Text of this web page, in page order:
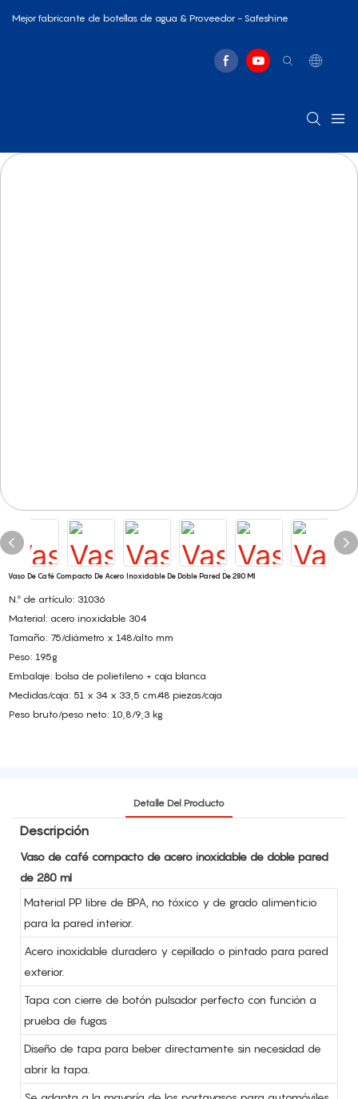
Mejor fabricante de botellas de agua & Proveedor - Safeshine
Vaso De Café Compacto De Acero Inoxidable De Doble Pared De 280 Ml
N.º de artículo: 31036
Material: acero inoxidable 304
Tamaño: 75/diámetro x 148/alto mm
Peso: 195g
Embalaje: bolsa de polietileno + caja blanca
Medidas/caja: 51 x 34 x 33,5 cm/48 piezas/caja
Peso bruto/peso neto: 10,8/9,3 kg
Detalle Del Producto
Descripción
Vaso de café compacto de acero inoxidable de doble pared
de 280 ml
Material PP libre de BPA, no tóxico y de grado alimenticio
para la pared interior.
Acero inoxidable duradero y cepillado o pintado para pared
exterior.
Tapa con cierre de botón pulsador perfecto con función a
prueba de fugas
Diseño de tapa para beber directamente sin necesidad de
abrir la tapa.